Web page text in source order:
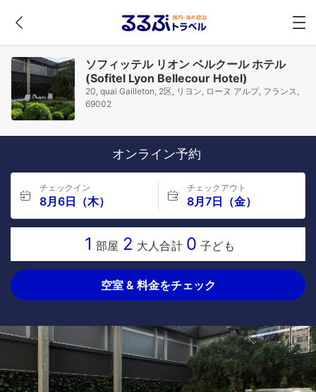
ソフィッテル リオン ベルクール ホテル
(Sofitel Lyon Bellecour Hotel)
20, quai Gailleton, 2区, リヨン, ローヌ アルプ, フランス,
69002
オンライン予約
チェックイン
8月6日（木）
チェックアウト
8月7日（金）
1 部屋 2 大人合計 0 子ども
空室 & 料金をチェック